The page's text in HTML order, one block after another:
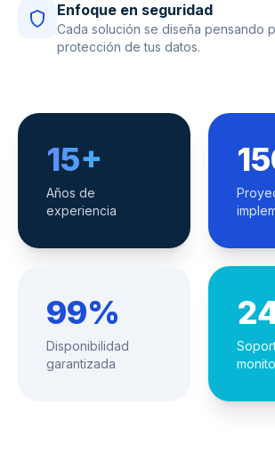
Enfoque en seguridad
Cada solución se diseña pensando
protección de tus datos.
15+
Años de
experiencia
99%
Disponibilidad
garantizada